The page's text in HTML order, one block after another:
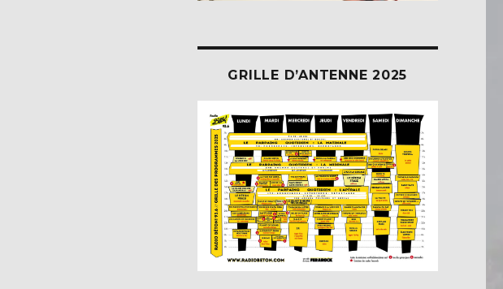
GRILLE D’ANTENNE 2025